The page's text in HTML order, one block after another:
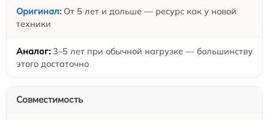
От 5 лет и дольше — ресурс как у новой
техники
3–5 лет при обычной нагрузке — большинству
этого достаточно
Совместимость